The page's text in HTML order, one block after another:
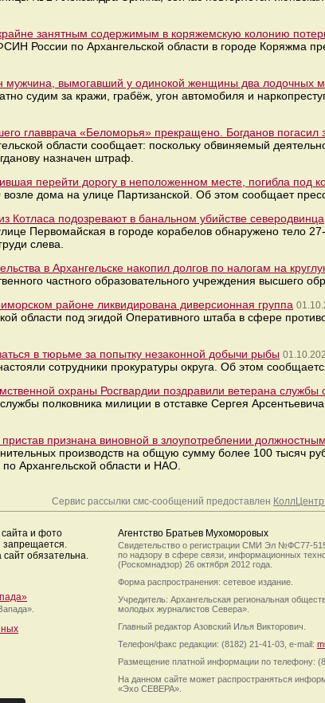
занятным содержимым в коряжемскую колонию
России по Архангельской области в городе Коряжма
мужчина, вымогавший у одинокой женщины два лодочных
судим за кражи, грабёж, угон автомобиля и
главврача «Беломорья» прекращено. Богданов погасил
области сообщает: поскольку обвиняемый
назначен штраф.
перейти дорогу в неположенном месте, погибла под
дома на улице Партизанской. Об этом сообщает
Котласа подозревают в банальном убийстве северодвинца
Первомайская в городе корабелов обнаружено тело
слева.
в Архангельске накопил долгов по налогам на
частного образовательного учреждения высшего
районе ликвидирована диверсионная группа
области под эгидой Оперативного штаба в сфере
в тюрьме за попытку незаконной добычи рыбы
сотрудники прокуратуры округа. Об этом
охраны Росгвардии поздравили ветерана
полковника милиции в отставке Сергея
признана виновной в злоупотреблении
производств на общую сумму более 100 тысяч
Архангельской области и НАО.
Сервис рассылки смс-сообщений предоставлен
и фото
запрещается.
сайт обязательна.
Агентство Братьев Мухоморовых
Свидетельство о регистрации СМИ Эл №ФС77-
по надзору в сфере связи, информационных
(Роскомнадзор) 26 октября 2012 года.
Форма распространения: сетевое издание.
Учредитель: Архангельская региональная
молодых журналистов Севера».
Главный редактор Азовский Илья Викторович.
Телефон/факс редакции: (8182) 21-41-03, e-mail:
Размещение платной информации по телефону:
На данном сайте может распространяться
«Эхо СЕВЕРА».